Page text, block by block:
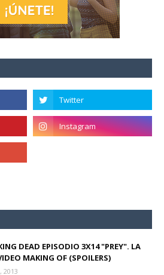
DEAD EPISODIO 3X14 "PREY". LA
MAKING OF (SPOILERS)
2013